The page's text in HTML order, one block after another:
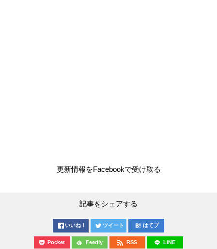
更新情報をFacebookで受け取る
記事をシェアする
いいね！ ツイート はてブ
Pocket Feedly RSS LINE